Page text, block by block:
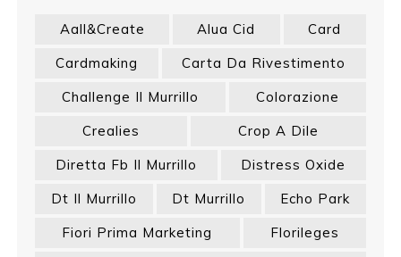
Aall&create Alua Cid
Card
Cardmaking
Carta Da Rivestimento
Challenge Il Murrillo
Colorazione
Crealies
Crop A Dile
Diretta Fb Il Murrillo
Distress Oxide
Dt Il Murrillo
Dt Murrillo
Echo Park
Fiori Prima Marketing
Florileges